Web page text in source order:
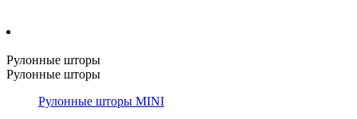
Рулонные шторы
Рулонные шторы
Рулонные шторы MINI